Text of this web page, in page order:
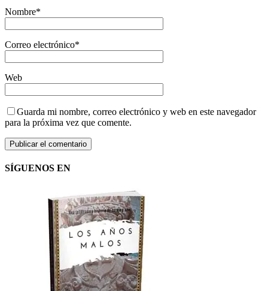
Nombre*
Correo electrónico*
Web
Guarda mi nombre, correo electrónico y web en este navegador
para la próxima vez que comente.
SÍGUENOS EN